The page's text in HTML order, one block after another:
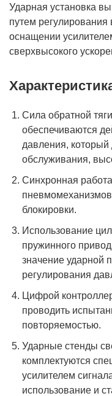
Ударная установка
путем
оснащении
сверхвысокого
Сила обратной
обеспечиваются
давления, который
обслуживания,
Синхронная
блокировки.
Использование
пружинного
значение ударной
регулирования
Цифрой
проводить
повторяемостью.
Ударные стенды
комплектуются
усилителем
использование и